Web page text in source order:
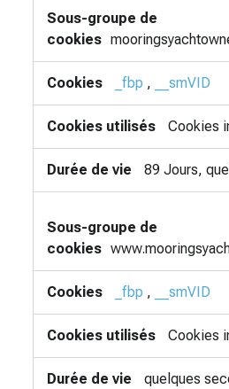
_fbp , __smVID
Cookies
89 Jours,
_fbp , __smVID
Cookies
quelques